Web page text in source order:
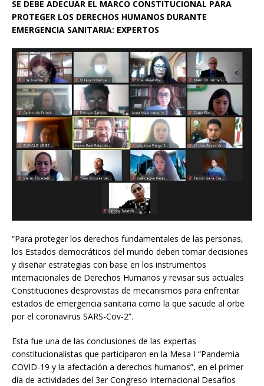
SE DEBE ADECUAR EL MARCO CONSTITUCIONAL PARA
PROTEGER LOS DERECHOS HUMANOS DURANTE
EMERGENCIA SANITARIA: EXPERTOS
“Para proteger los derechos fundamentales de las personas,
los Estados democráticos del mundo deben tomar decisiones
y diseñar estrategias con base en los instrumentos
internacionales de Derechos Humanos y revisar sus actuales
Constituciones desprovistas de mecanismos para enfrentar
estados de emergencia sanitaria como la que sacude al orbe
por el coronavirus SARS-Cov-2”.
Esta fue una de las conclusiones de las expertas
constitucionalistas que participaron en la Mesa I “Pandemia
COVID-19 y la afectación a derechos humanos”, en el primer
día de actividades del 3er Congreso Internacional Desafíos